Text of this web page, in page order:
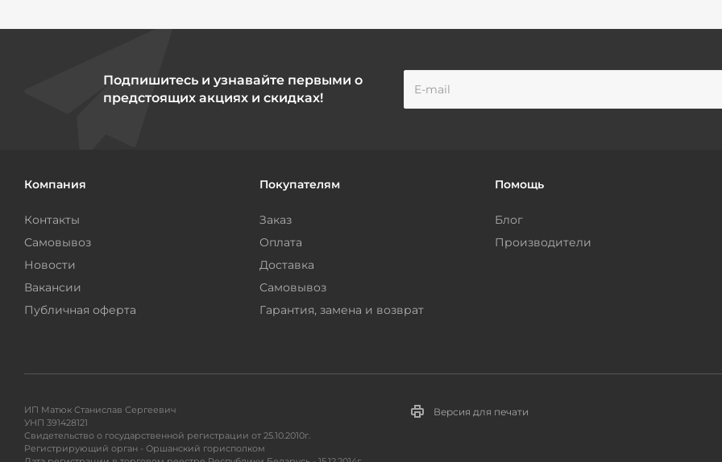
Подпишитесь и узнавайте первыми о
предстоящих акциях и скидках!
Компания
Контакты
Самовывоз
Новости
Вакансии
Публичная оферта
Покупателям
Заказ
Оплата
Доставка
Самовывоз
Гарантия, замена и возврат
Помощь
Блог
Производители
ИП Матюк Станислав Сергеевич
УНП 391428121
Свидетельство о государственной регистрации от 25.10.2010г.
Регистрирующий орган - Оршанский горисполком
Версия для печати